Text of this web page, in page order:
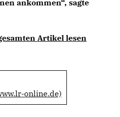
ankommen“, sagte
Artikel lesen
online.de)